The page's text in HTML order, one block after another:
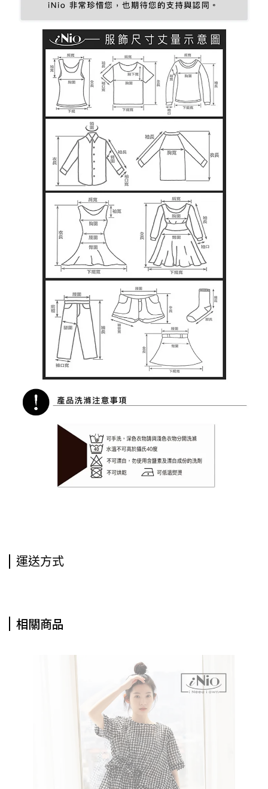
運送方式
相關商品